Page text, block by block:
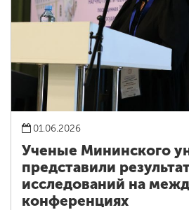
01.06.2026
Ученые Мининского
представили
исследований на
конференциях